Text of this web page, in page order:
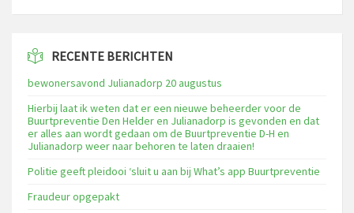
RECENTE BERICHTEN
bewonersavond Julianadorp 20 augustus
Hierbij laat ik weten dat er een nieuwe beheerder voor de
Buurtpreventie Den Helder en Julianadorp is gevonden en dat
er alles aan wordt gedaan om de Buurtpreventie D-H en
Julianadorp weer naar behoren te laten draaien!
Politie geeft pleidooi ‘sluit u aan bij What’s app Buurtpreventie
Fraudeur opgepakt